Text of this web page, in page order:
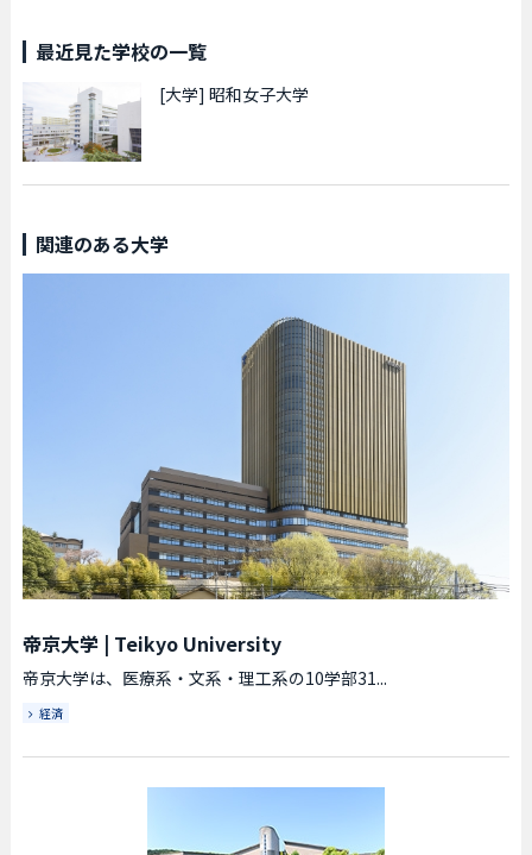
最近見た学校の一覧
[大学] 昭和女子大学
関連のある大学
帝京大学| Teikyo University
帝京大学は、医療系・文系・理工系の10学部31...
経済